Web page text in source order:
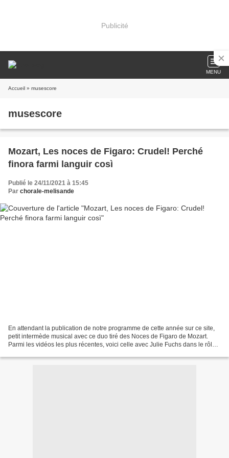
Publicité
MENU
Accueil » musescore
musescore
Mozart, Les noces de Figaro: Crudel! Perché
finora farmi languir così
Publié le 24/11/2021 à 15:45
Par chorale-melisande
En attendant la publication de notre programme de cette année sur ce site,
petit intermède musical avec ce duo tiré des Noces de Figaro de Mozart.
Parmi les vidéos les plus récentes, voici celle avec Julie Fuchs dans le rôle